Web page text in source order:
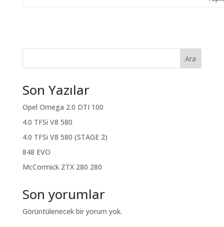
Ara
Son Yazılar
Opel Omega 2.0 DTI 100
4.0 TFSi V8 580
4.0 TFSi V8 580 (STAGE 2)
848 EVO
McCormick ZTX 280 280
Son yorumlar
Görüntülenecek bir yorum yok.